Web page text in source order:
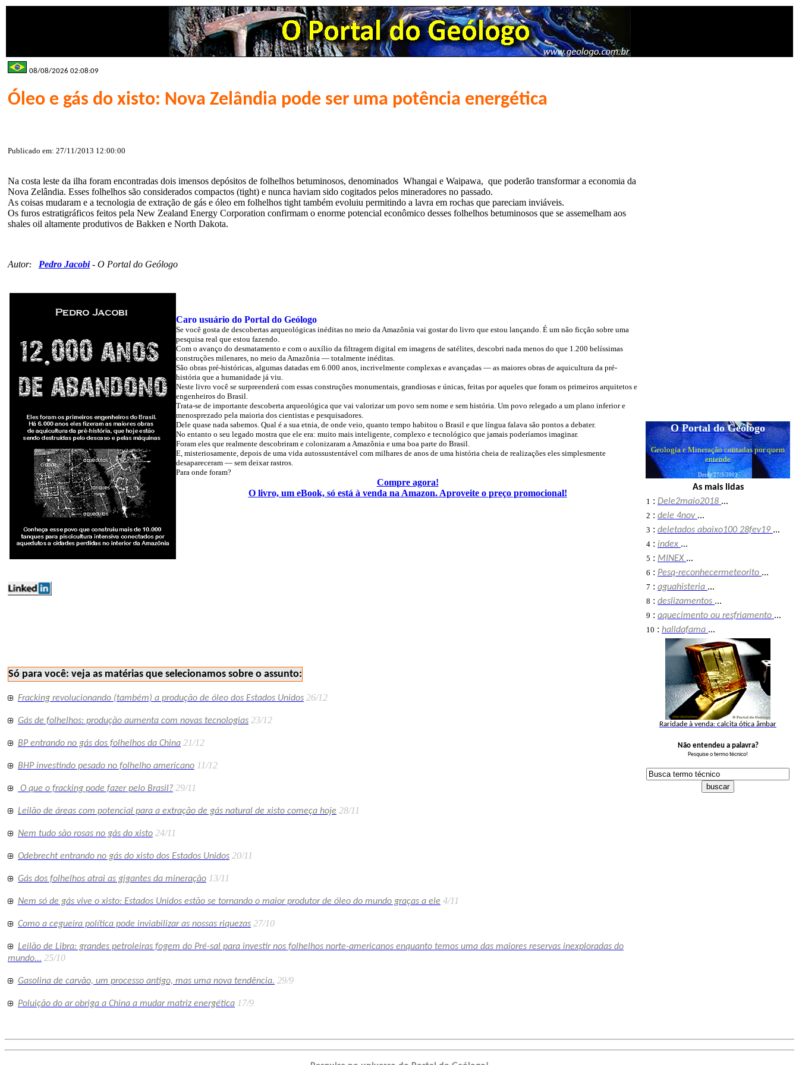
08/08/2026 02:08:09
Óleo e gás do xisto: Nova Zelândia pode ser uma potência energética
Publicado em: 27/11/2013 12:00:00
Na costa leste da ilha foram encontradas dois imensos depósitos de folhelhos betuminosos, denominados Whangai e Waipawa, que poderão transformar a economia da
Nova Zelândia. Esses folhelhos são considerados compactos (tight) e nunca haviam sido cogitados pelos mineradores no passado.
As coisas mudaram e a tecnologia de extração de gás e óleo em folhelhos tight também evoluiu permitindo a lavra em rochas que pareciam inviáveis.
Os furos estratigráficos feitos pela New Zealand Energy Corporation confirmam o enorme potencial econômico desses folhelhos betuminosos que se assemelham aos
shales oil altamente produtivos de Bakken e North Dakota.
Autor: Pedro Jacobi- O Portal do Geólogo
Caro usuário do Portal do Geólogo
Se você gosta de descobertas arqueológicas inéditas no meio da Amazônia vai gostar do livro que estou lançando. É um não ficção sobre uma
pesquisa real que estou fazendo.
Com o avanço do desmatamento e com o auxílio da filtragem digital em imagens de satélites, descobri nada menos do que 1.200 belíssimas
construções milenares, no meio da Amazônia — totalmente inéditas.
São obras pré-históricas, algumas datadas em 6.000 anos, incrivelmente complexas e avançadas — as maiores obras de aquicultura da pré-
história que a humanidade já viu.
Neste livro você se surpreenderá com essas construções monumentais, grandiosas e únicas, feitas por aqueles que foram os primeiros arquitetos e
engenheiros do Brasil.
Trata-se de importante descoberta arqueológica que vai valorizar um povo sem nome e sem história. Um povo relegado a um plano inferior e
menosprezado pela maioria dos cientistas e pesquisadores.
Dele quase nada sabemos. Qual é a sua etnia, de onde veio, quanto tempo habitou o Brasil e que língua falava são pontos a debater.
No entanto o seu legado mostra que ele era: muito mais inteligente, complexo e tecnológico que jamais poderíamos imaginar.
Foram eles que realmente descobriram e colonizaram a Amazônia e uma boa parte do Brasil.
E, misteriosamente, depois de uma vida autossustentável com milhares de anos de uma história cheia de realizações eles simplesmente
desapareceram — sem deixar rastros.
Para onde foram?
Compre agora!
O livro, um eBook, só está à venda na Amazon. Aproveite o preço promocional!
Só para você: veja as matérias que selecionamos sobre o assunto:
Fracking revolucionando (também) a produção de óleo dos Estados Unidos 26/12
Gás de folhelhos: produção aumenta com novas tecnologias 23/12
BP entrando no gás dos folhelhos da China 21/12
BHP investindo pesado no folhelho americano 11/12
O que o fracking pode fazer pelo Brasil? 29/11
Leilão de áreas com potencial para a extração de gás natural de xisto começa hoje 28/11
Nem tudo são rosas no gás do xisto 24/11
Odebrecht entrando no gás do xisto dos Estados Unidos 20/11
Gás dos folhelhos atrai as gigantes da mineração 13/11
Nem só de gás vive o xisto: Estados Unidos estão se tornando o maior produtor de óleo do mundo graças a ele 4/11
Como a cegueira política pode inviabilizar as nossas riquezas 27/10
Leilão de Libra: grandes petroleiras fogem do Pré-sal para investir nos folhelhos norte-americanos enquanto temos uma das maiores reservas inexploradas do
mundo... 25/10
Gasolina de carvão, um processo antigo, mas uma nova tendência. 29/9
Poluição do ar obriga a China a mudar matriz energética 17/9
O Portal do Geólogo
Geologia e Mineração contadas por quem
entende
Desde 27/3/2003
As mais lidas
1 : Dele2maio2018 ...
2 : dele 4nov ...
3 : deletados abaixo100 28fev19 ...
4 : index ...
5 : MINEX ...
6 : Pesq-reconhecermeteorito ...
7 : aguahisteria ...
8 : deslizamentos ...
9 : aquecimento ou resfriamento ...
10 : halldafama ...
Raridade à venda: calcita ótica âmbar
Não entendeu a palavra?
Pesquise o termo técnico!